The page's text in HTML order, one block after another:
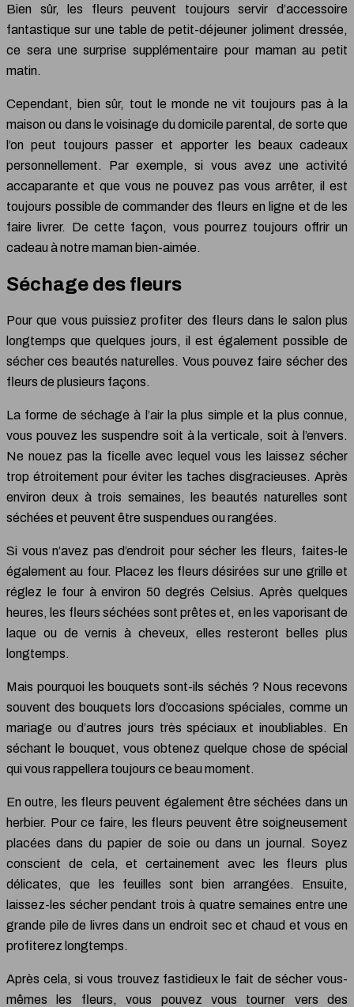
Bien sûr, les fleurs peuvent toujours servir d’accessoire
fantastique sur une table de petit-déjeuner joliment dressée,
ce sera une surprise supplémentaire pour maman au petit
matin.
Cependant, bien sûr, tout le monde ne vit toujours pas à la
maison ou dans le voisinage du domicile parental, de sorte que
l’on peut toujours passer et apporter les beaux cadeaux
personnellement. Par exemple, si vous avez une activité
accaparante et que vous ne pouvez pas vous arrêter, il est
toujours possible de commander des fleurs en ligne et de les
faire livrer. De cette façon, vous pourrez toujours offrir un
cadeau à notre maman bien-aimée.
Séchage des fleurs
Pour que vous puissiez profiter des fleurs dans le salon plus
longtemps que quelques jours, il est également possible de
sécher ces beautés naturelles. Vous pouvez faire sécher des
fleurs de plusieurs façons.
La forme de séchage à l’air la plus simple et la plus connue,
vous pouvez les suspendre soit à la verticale, soit à l’envers.
Ne nouez pas la ficelle avec lequel vous les laissez sécher
trop étroitement pour éviter les taches disgracieuses. Après
environ deux à trois semaines, les beautés naturelles sont
séchées et peuvent être suspendues ou rangées.
Si vous n’avez pas d’endroit pour sécher les fleurs, faites-le
également au four. Placez les fleurs désirées sur une grille et
réglez le four à environ 50 degrés Celsius. Après quelques
heures, les fleurs séchées sont prêtes et, en les vaporisant de
laque ou de vernis à cheveux, elles resteront belles plus
longtemps.
Mais pourquoi les bouquets sont-ils séchés ? Nous recevons
souvent des bouquets lors d’occasions spéciales, comme un
mariage ou d’autres jours très spéciaux et inoubliables. En
séchant le bouquet, vous obtenez quelque chose de spécial
qui vous rappellera toujours ce beau moment.
En outre, les fleurs peuvent également être séchées dans un
herbier. Pour ce faire, les fleurs peuvent être soigneusement
placées dans du papier de soie ou dans un journal. Soyez
conscient de cela, et certainement avec les fleurs plus
délicates, que les feuilles sont bien arrangées. Ensuite,
laissez-les sécher pendant trois à quatre semaines entre une
grande pile de livres dans un endroit sec et chaud et vous en
profiterez longtemps.
Après cela, si vous trouvez fastidieux le fait de sécher vous-
mêmes les fleurs, vous pouvez vous tourner vers des